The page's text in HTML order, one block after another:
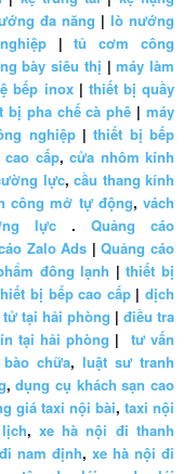
đa năng |lò nướng
|tủ cơm công
bày siêu thị |máy làm
bếp inox| thiết bị quầy
bị pha chế cà phê | máy
nghiệp|thiết bị bếp
cấp,cửa nhôm kính
lực, cầu thang kính
công mở tự động, vách
lực . Quảng cáo
Zalo Ads |Quảng cáo
đông lạnh |thiết bị
bị bếp cao cấp|dịch
tại hải phòng | điều tra
tại hải phòng | tư vấn
chữa, luật sư tranh
,dụng cụ khách sạn cao
giá taxi nội bài, taxi nội
, xe hà nội đi thanh
nam định,xe hà nội đi